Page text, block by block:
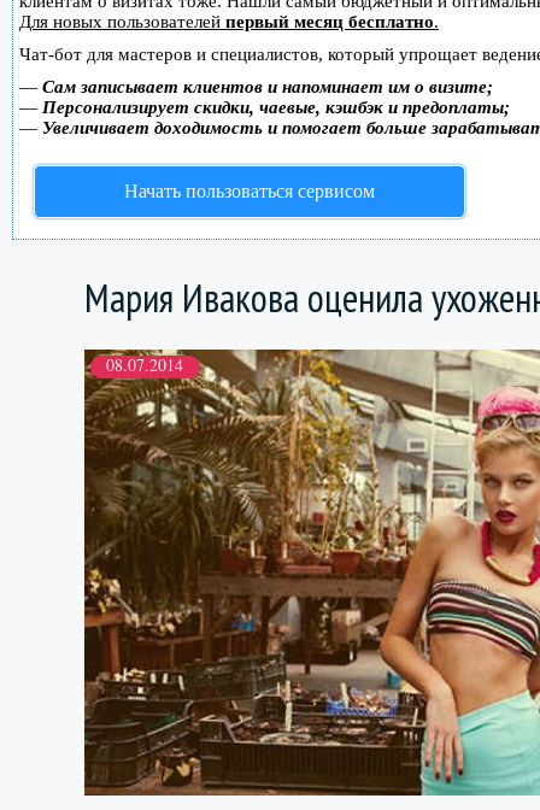
Для новых пользователей первый месяц бесплатно.
Чат-бот для мастеров и специалистов, который упрощает
— Сам записывает клиентов и напоминает им о визите;
— Персонализирует скидки, чаевые, кэшбэк и предоплаты;
— Увеличивает доходимость и помогает больше
Начать пользоваться сервисом
Мария Ивакова оценила
08.07.2014